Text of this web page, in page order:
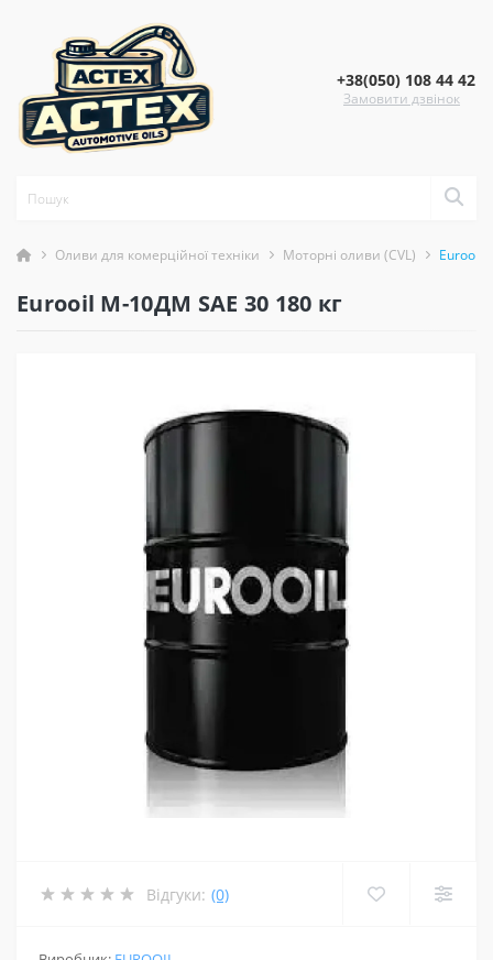
+38(050) 108 44 42
Замовити дзвінок
Оливи для комерційної техніки Моторні оливи (CVL) Eurooil
Eurooil М-10ДМ SAE 30 180 кг
Відгуки: (0)